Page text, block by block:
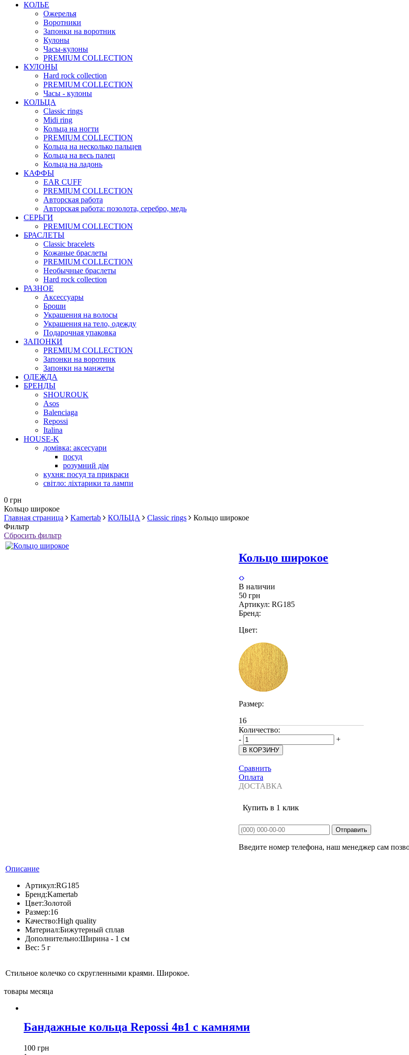
КОЛЬЕ
Ожерелья
Воротники
Запонки на воротник
Кулоны
Часы-кулоны
PREMIUM COLLECTION
КУЛОНЫ
Hard rock collection
PREMIUM COLLECTION
Часы - кулоны
КОЛЬЦА
Classic rings
Midi ring
Кольца на ногти
PREMIUM COLLECTION
Кольца на несколько пальцев
Кольца на весь палец
Кольца на ладонь
КАФФЫ
EAR CUFF
PREMIUM COLLECTION
Авторская работа
Авторская работа: позолота, серебро, медь
СЕРЬГИ
PREMIUM COLLECTION
БРАСЛЕТЫ
Classic bracelets
Кожаные браслеты
PREMIUM COLLECTION
Необычные браслеты
Hard rock collection
РАЗНОЕ
Аксессуары
Броши
Украшения на волосы
Украшения на тело, одежду
Подарочная упаковка
ЗАПОНКИ
PREMIUM COLLECTION
Запонки на воротник
Запонки на манжеты
ОДЕЖДА
БРЕНДЫ
SHOUROUK
Asos
Balenciaga
Repossi
Italina
HOUSE-K
домівка: аксесуари
посуд
розумний дім
кухня: посуд та прикраси
світло: ліхтарики та лампи
0 грн
Кольцо широкое
Главная страница
Kamertab КОЛЬЦА Classic rings
Кольцо широкое
Фильтр
Сбросить фильтр
Кольцо широкое
В наличии
50 грн
Артикул: RG185
Бренд:
Цвет:
Размер:
16
Количество:
-
+
Сравнить
Оплата
ДОСТАВКА
Купить в 1 клик
Введите номер телефона, наш менеджер сам
Описание
Артикул:RG185
Бренд:Kamertab
Цвет:Золотой
Размер:16
Качество:High quality
Материал:Бижутерный сплав
Дополнительно:Ширина - 1 см
Вес: 5 г
Стильное колечко со скругленными краями. Широкое.
товары месяца
Бандажные кольца Repossi 4в1 с камнями
100 грн